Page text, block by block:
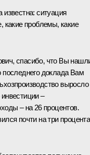
ситуация
какие проблемы, какие
спасибо, что Вы
последнего доклада Вам
выросло
–
– на 26 процентов.
почти на три процента